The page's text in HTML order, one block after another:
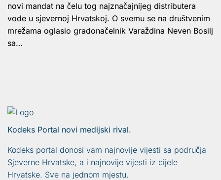
novi mandat na čelu tog najznačajnijeg distributera
vode u sjevernoj Hrvatskoj. O svemu se na društvenim
mrežama oglasio gradonačelnik Varaždina Neven Bosilj
sa…
Kodeks Portal novi medijski rival.
Kodeks portal donosi vam najnovije vijesti sa područja
Sjeverne Hrvatske, a i najnovije vijesti iz cijele
Hrvatske. Sve na jednom mjestu.